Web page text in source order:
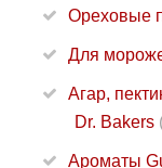
Ореховые
Для
Агар,
Dr. Bakers
Ароматы